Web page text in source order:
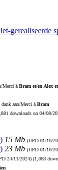
Merci à Bram et/en Alex
aan/Merci à Bram
downloads on 04/08/
15 Mb (UPD 01/10/
23 Mb (UPD 01/10/
24/11/2024) (1,063